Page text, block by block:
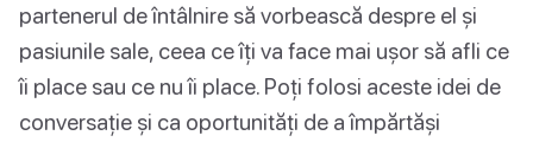
partenerul de întâlnire să vorbească despre el și
pasiunile sale, ceea ce îți va face mai ușor să afli ce
îi place sau ce nu îi place. Poți folosi aceste idei de
conversație și ca oportunități de a împărtăși